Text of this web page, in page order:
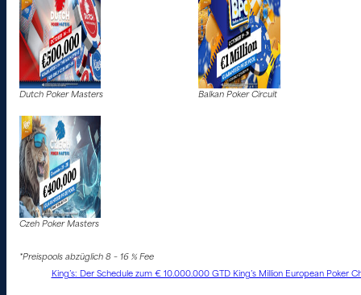
Dutch Poker Masters Balkan Poker Circuit
Czeh Poker Masters
*Preispools abzüglich 8 – 16 % Fee
King’s: Der Schedule zum € 10.000.000 GTD King’s Million European Poker